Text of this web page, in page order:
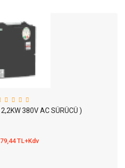
380V AC SÜRÜCÜ )
TL+Kdv